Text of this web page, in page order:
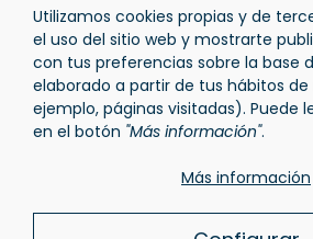
Utilizamos cookies propias y de
el uso del sitio web y mostrarte
con tus preferencias sobre la base
elaborado a partir de tus hábitos
ejemplo, páginas visitadas). Puede
en el botón "Más información".
Más información